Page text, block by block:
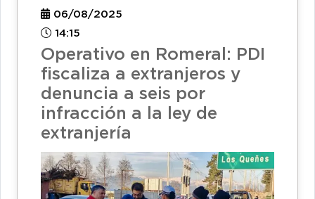
06/08/2025
14:15
Operativo en Romeral: PDI
fiscaliza a extranjeros y
denuncia a seis por
infracción a la ley de
extranjería